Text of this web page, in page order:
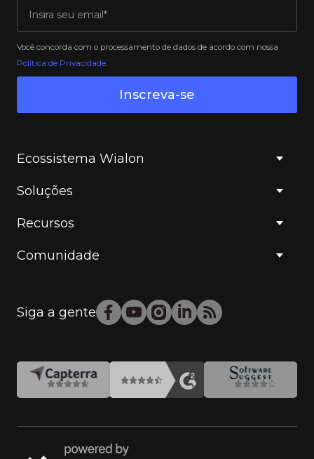
Você concorda com o processamento de dados de acordo com nossa
Política de Privacidade.
Inscreva-se
Ecossistema Wialon
Soluções
Recursos
Comunidade
Siga a gente